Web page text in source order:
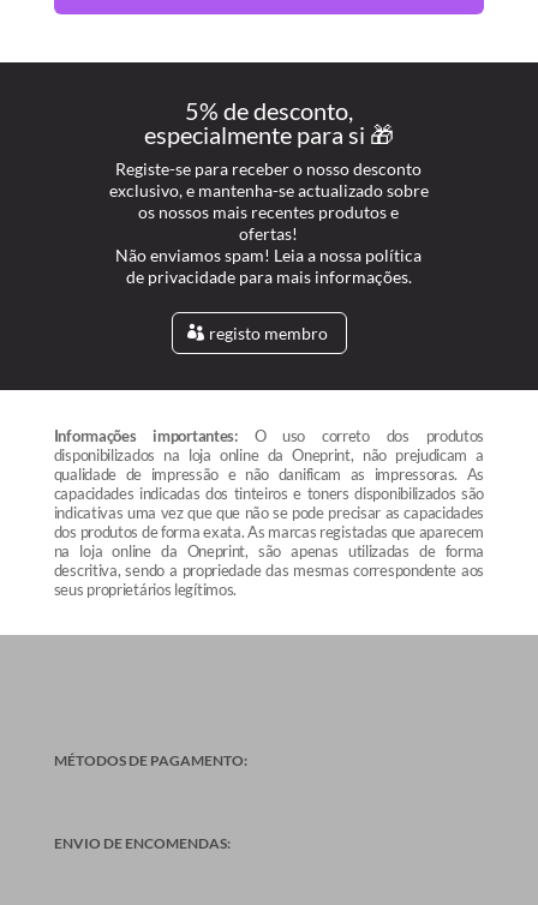
5% de desconto,
especialmente para si 🎁
Registe-se para receber o nosso desconto
exclusivo, e mantenha-se actualizado sobre
os nossos mais recentes produtos e
ofertas!
Não enviamos spam! Leia a nossa política
de privacidade para mais informações.
registo membro
Informações importantes: O uso correto dos produtos
disponibilizados na loja online da Oneprint, não prejudicam a
qualidade de impressão e não danificam as impressoras. As
capacidades indicadas dos tinteiros e toners disponibilizados são
indicativas uma vez que que não se pode precisar as capacidades
dos produtos de forma exata. As marcas registadas que aparecem
na loja online da Oneprint, são apenas utilizadas de forma
descritiva, sendo a propriedade das mesmas correspondente aos
seus proprietários legítimos.
MÉTODOS DE PAGAMENTO:
ENVIO DE ENCOMENDAS: